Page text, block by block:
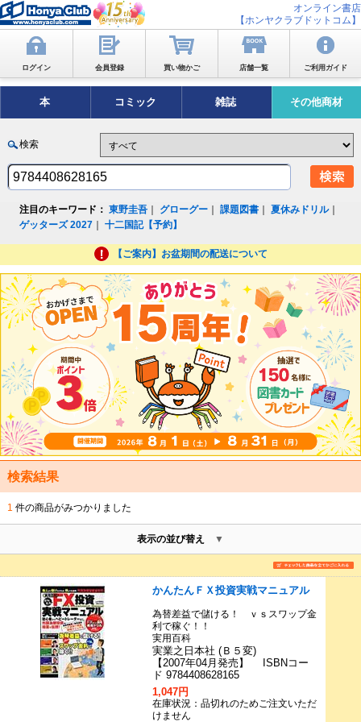
オンライン書店
【ホンヤクラブドットコム】
ログイン 会員登録 買い物かご 店舗一覧 ご利用ガイド
本 コミック 雑誌 その他商材
検索
注目のキーワード： 東野圭吾 グローグー ｜課題図書 ｜夏休みドリル｜
ゲッターズ 2027 ｜十二国記【予約】
【ご案内】お盆期間の配送について
検索結果
1 件の商品がみつかりました
表示の並び替え
かんたんＦＸ投資実戦マニュアル
為替差益で儲ける！ ｖｓスワップ金
利で稼ぐ！！
実用百科
実業之日本社 (Ｂ５変)
【2007年04月発売】 ISBNコー
ド 9784408628165
1,047円
在庫状況：品切れのためご注文いただ
けません